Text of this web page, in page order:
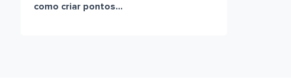
como criar pontos...